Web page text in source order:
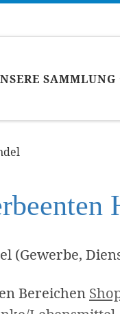
SAMMLUNG
(Gewerbe,
Bereichen